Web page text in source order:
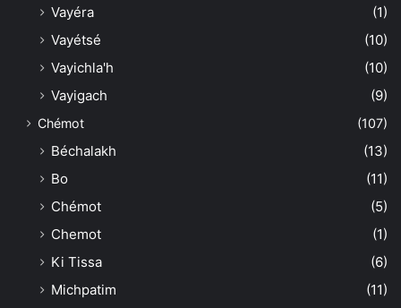
Vayéra
(1)
Vayétsé
(10)
Vayichla'h
(10)
Vayigach
(9)
Chémot (107)
Béchalakh
(13)
Bo
(11)
Chémot
(5)
Chemot
(1)
Ki Tissa
(6)
Michpatim
(11)